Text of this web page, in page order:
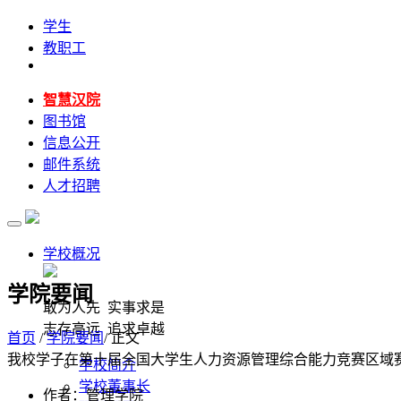
学生
教职工
智慧汉院
图书馆
信息公开
邮件系统
人才招聘
学校概况
敢为人先 实事求是
志存高远 追求卓越
学校简介
学校董事长
学院要闻
首页 /学院要闻/ 正文
我校学子在第十届全国大学生人力资源管理综合能力竞赛区域
作者：管理学院